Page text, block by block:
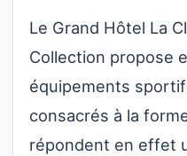
Le Grand Hôtel La
Collection propose
équipements
consacrés à la
répondent en effet